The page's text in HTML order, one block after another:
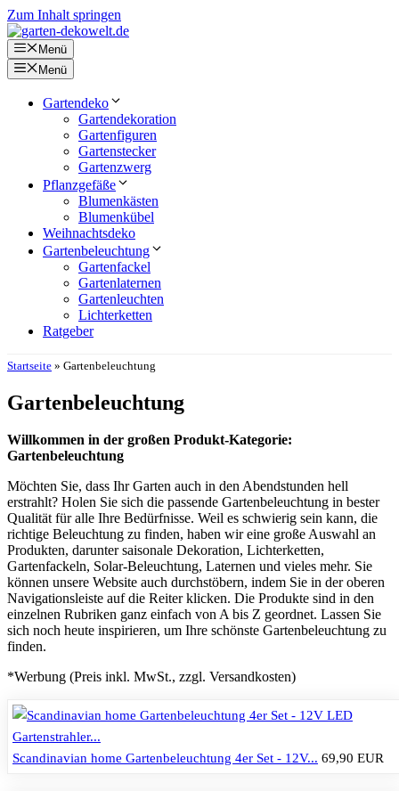
Zum Inhalt springen
Menü
Menü
Gartendeko
Gartendekoration
Gartenfiguren
Gartenstecker
Gartenzwerg
Pflanzgefäße
Blumenkästen
Blumenkübel
Weihnachtsdeko
Gartenbeleuchtung
Gartenfackel
Gartenlaternen
Gartenleuchten
Lichterketten
Ratgeber
Startseite » Gartenbeleuchtung
Gartenbeleuchtung
Willkommen in der großen Produkt-Kategorie:
Gartenbeleuchtung
Möchten Sie, dass Ihr Garten auch in den Abendstunden hell
erstrahlt? Holen Sie sich die passende Gartenbeleuchtung in bester
Qualität für alle Ihre Bedürfnisse. Weil es schwierig sein kann, die
richtige Beleuchtung zu finden, haben wir eine große Auswahl an
Produkten, darunter saisonale Dekoration, Lichterketten,
Gartenfackeln, Solar-Beleuchtung, Laternen und vieles mehr. Sie
können unsere Website auch durchstöbern, indem Sie in der oberen
Navigationsleiste auf die Reiter klicken. Die Produkte sind in den
einzelnen Rubriken ganz einfach von A bis Z geordnet. Lassen Sie
sich noch heute inspirieren, um Ihre schönste Gartenbeleuchtung zu
finden.
*Werbung (Preis inkl. MwSt., zzgl. Versandkosten)
Scandinavian home Gartenbeleuchtung 4er Set - 12V... 69,90 EUR